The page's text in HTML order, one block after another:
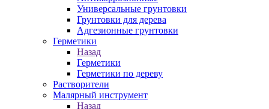
Универсальные грунтовки
Грунтовки для дерева
Адгезионные грунтовки
Герметики
Назад
Герметики
Герметики по дереву
Растворители
Малярный инструмент
Назад